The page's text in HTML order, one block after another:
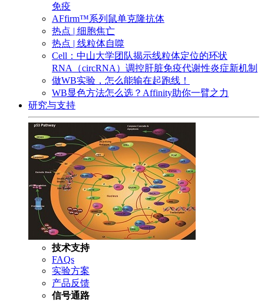
免疫
AFfirm™系列鼠单克隆抗体
热点 | 细胞焦亡
热点 | 线粒体自噬
Cell：中山大学团队揭示线粒体定位的环状
RNA（circRNA）调控肝脏免疫代谢性炎症新机制
做WB实验，怎么能输在起跑线！
WB显色方法怎么选？Affinity助你一臂之力
研究与支持
技术支持
FAQs
实验方案
产品反馈
信号通路